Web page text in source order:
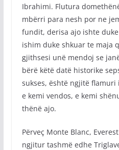
Ibrahimi. Flutura
mbërri para nesh por ne
fundit, derisa ajo ishte
ishim duke shkuar te maja
gjithsesi unë mendoj se
bërë këtë datë historike
sukses, është ngjitë flamuri
e kemi vendos, e kemi
thënë ajo.
Përveç Monte Blanc,
ngjitur tashmë edhe